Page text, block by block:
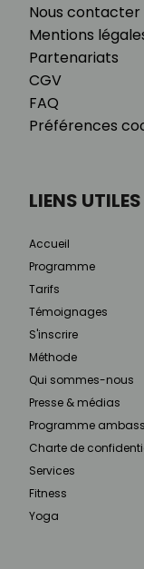
Nous contacter
Mentions
Partenariats
CGV
FAQ
Préférences
LIENS UTILES
Accueil
Programme
Tarifs
Témoignages
S'inscrire
Méthode
Qui sommes-nous
Presse & médias
Programme
Charte de
Services
Fitness
Yoga